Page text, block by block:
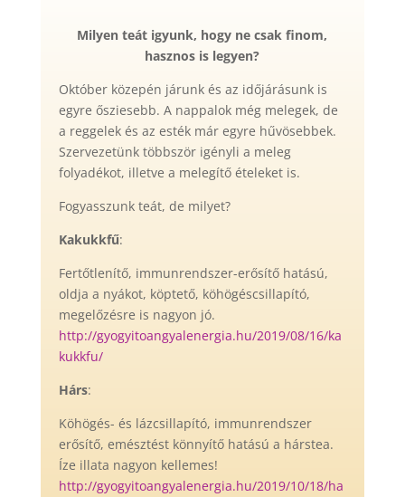
Milyen teát igyunk, hogy ne csak finom,
hasznos is legyen?
Október közepén járunk és az időjárásunk is
egyre ősziesebb. A nappalok még melegek, de
a reggelek és az esték már egyre hűvösebbek.
Szervezetünk többször igényli a meleg
folyadékot, illetve a melegítő ételeket is.
Fogyasszunk teát, de milyet?
Kakukkfű:
Fertőtlenítő, immunrendszer-erősítő hatású,
oldja a nyákot, köptető, köhögéscsillapító,
megelőzésre is nagyon jó.
http://gyogyitoangyalenergia.hu/2019/08/16/ka
kukkfu/
Hárs:
Köhögés- és lázcsillapító, immunrendszer
erősítő, emésztést könnyítő hatású a hárstea.
Íze illata nagyon kellemes!
http://gyogyitoangyalenergia.hu/2019/10/18/ha